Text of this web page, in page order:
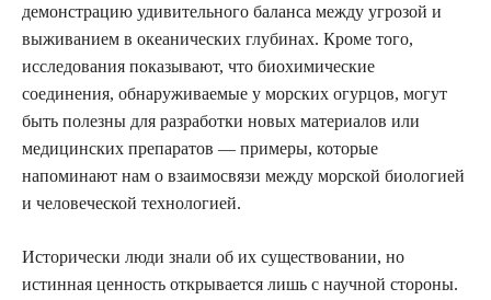
демонстрацию удивительного баланса между угрозой и
выживанием в океанических глубинах. Кроме того,
исследования показывают, что биохимические
соединения, обнаруживаемые у морских огурцов, могут
быть полезны для разработки новых материалов или
медицинских препаратов — примеры, которые
напоминают нам о взаимосвязи между морской биологией
и человеческой технологией.
Исторически люди знали об их существовании, но
истинная ценность открывается лишь с научной стороны.